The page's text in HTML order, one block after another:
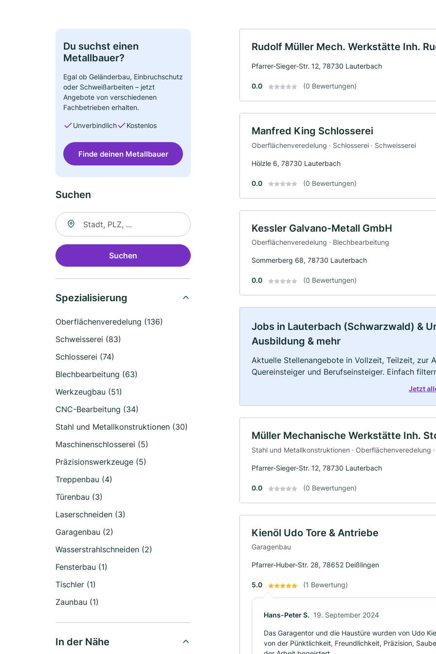
Du suchst einen
Metallbauer?
Egal ob Geländerbau, Einbruchschutz
oder Schweißarbeiten – jetzt
Angebote von verschiedenen
Fachbetrieben erhalten.
Unverbindlich Kostenlos
Finde deinen Metallbauer
Suchen
Suche nach Ort
Suchen
Spezialisierung
Oberflächenveredelung (136)
Schweisserei (83)
Schlosserei (74)
Blechbearbeitung (63)
Werkzeugbau (51)
CNC-Bearbeitung (34)
Stahl und Metallkonstruktionen (30)
Maschinenschlosserei (5)
Präzisionswerkzeuge (5)
Treppenbau (4)
Türenbau (3)
Laserschneiden (3)
Garagenbau (2)
Wasserstrahlschneiden (2)
Fensterbau (1)
Tischler (1)
Zaunbau (1)
In der Nähe
Rudolf Müller Mech. Werkstätte Inh.
Pfarrer-Sieger-Str. 12, 78730 Lauterbach
0.0 (0 Bewertungen)
Manfred King Schlosserei
Oberflächenveredelung · Schlosserei · Schweisserei
Hölzle 6, 78730 Lauterbach
0.0 (0 Bewertungen)
Kessler Galvano-Metall GmbH
Oberflächenveredelung · Blechbearbeitung
Sommerberg 68, 78730 Lauterbach
0.0 (0 Bewertungen)
Jobs in Lauterbach (Schwarzwald) &
Ausbildung & mehr
Aktuelle Stellenangebote in Vollzeit, Teilzeit, zur
Quereinsteiger und Berufseinsteiger. Einfach
Jetzt
Müller Mechanische Werkstätte Inh.
Stahl und Metallkonstruktionen · Oberflächenveredelung
Pfarrer-Sieger-Str. 12, 78730 Lauterbach
0.0 (0 Bewertungen)
Kienöl Udo Tore & Antriebe
Garagenbau
Pfarrer-Huber-Str. 28, 78652 Deißlingen
5.0 (1 Bewertung)
Hans-Peter S. 19. September 2024
Das Garagentor und die Haustüre wurden von Udo
von der Pünktlichkeit, Freundlichkeit, Präzision,